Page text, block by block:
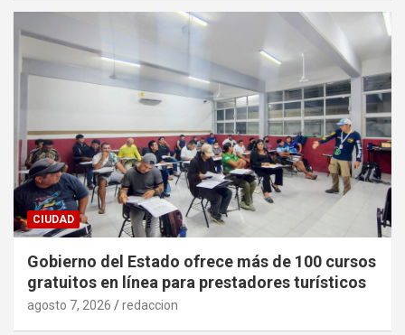
CIUDAD
Gobierno del Estado ofrece más de 100 cursos
gratuitos en línea para prestadores turísticos
agosto 7, 2026 redaccion